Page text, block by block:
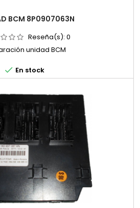
BCM 8P0907063N
Reseña(s): 0
unidad BCM
 En stock